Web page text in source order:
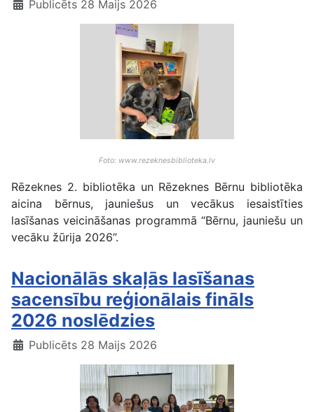
Publicēts 28 Maijs 2026
Foto: www.rezeknesbiblioteka.lv
Rēzeknes 2. bibliotēka un Rēzeknes Bērnu bibliotēka
aicina bērnus, jauniešus un vecākus iesaistīties
lasīšanas veicināšanas programmā “Bērnu, jauniešu un
vecāku žūrija 2026”.
Nacionālās skaļās lasīšanas
sacensību reģionālais fināls
2026 noslēdzies
Publicēts 28 Maijs 2026